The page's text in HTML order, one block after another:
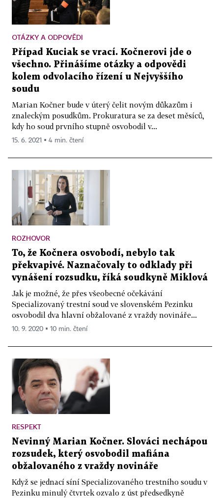
OTÁZKY A ODPOVĚDI
Případ Kuciak se vrací. Kočnerovi jde o
všechno. Přinášíme otázky a odpovědi
kolem odvolacího řízení u Nejvyššího
soudu
Marian Kočner bude v úterý čelit novým důkazům i
znaleckým posudkům. Prokuratura se za deset měsíců,
kdy ho soud prvního stupně osvobodil v...
15. 6. 2021 ▪ 4 min. čtení
ROZHOVOR
To, že Kočnera osvobodí, nebylo tak
překvapivé. Naznačovaly to odklady při
vynášení rozsudku, říká soudkyně Miklová
Jak je možné, že přes všeobecné očekávání
Specializovaný trestní soud ve slovenském Pezinku
osvobodil dva hlavní obžalované z vraždy novináře...
10. 9. 2020 ▪ 10 min. čtení
RESPEKT
Nevinný Marian Kočner. Slováci nechápou
rozsudek, který osvobodil mafiána
obžalovaného z vraždy novináře
Když se jednací síní Specializovaného trestního soudu v
Pezinku minulý čtvrtek ozvalo z úst předsedkyně